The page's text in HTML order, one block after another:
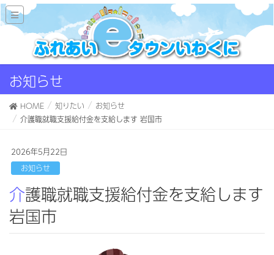
お知らせ
HOME 知りたい
お知らせ
介護職就職支援給付金を支給します 岩国市
2026年5月22日
お知らせ
介護職就職支援給付金を支給します
岩国市